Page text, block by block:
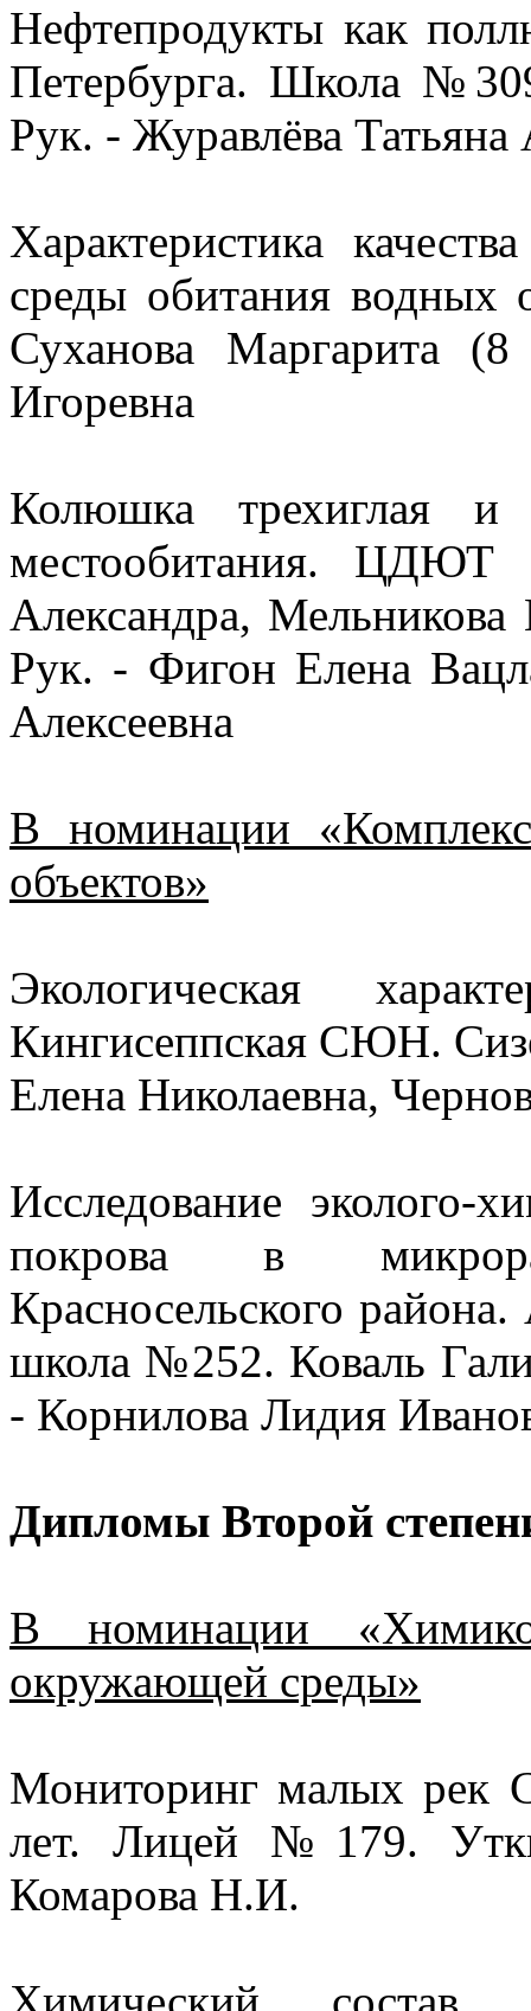
Нефтепродукты как
Петербурга. Школа
Рук. - Журавлёва Татьяна
Характеристика
среды обитания
Суханова Маргарита
Игоревна
Колюшка трехиглая и
местообитания. ЦДЮТ
Александра,
Рук. - Фигон Елена
Алексеевна
В номинации
объектов»
Экологическая
Кингисеппская СЮН.
Елена Николаевна,
Исследование эколого-
покрова в
Красносельского
школа №252. Коваль
- Корнилова Лидия
Дипломы Второй
В номинации «Химико-
окружающей среды»
Мониторинг малых рек
лет. Лицей №179.
Комарова Н.И.
Химический состав